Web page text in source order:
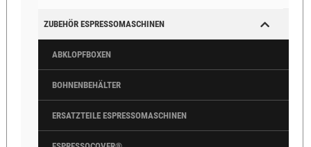
ZUBEHÖR ESPRESSOMASCHINEN
ABKLOPFBOXEN
BOHNENBEHÄLTER
ERSATZTEILE ESPRESSOMASCHINEN